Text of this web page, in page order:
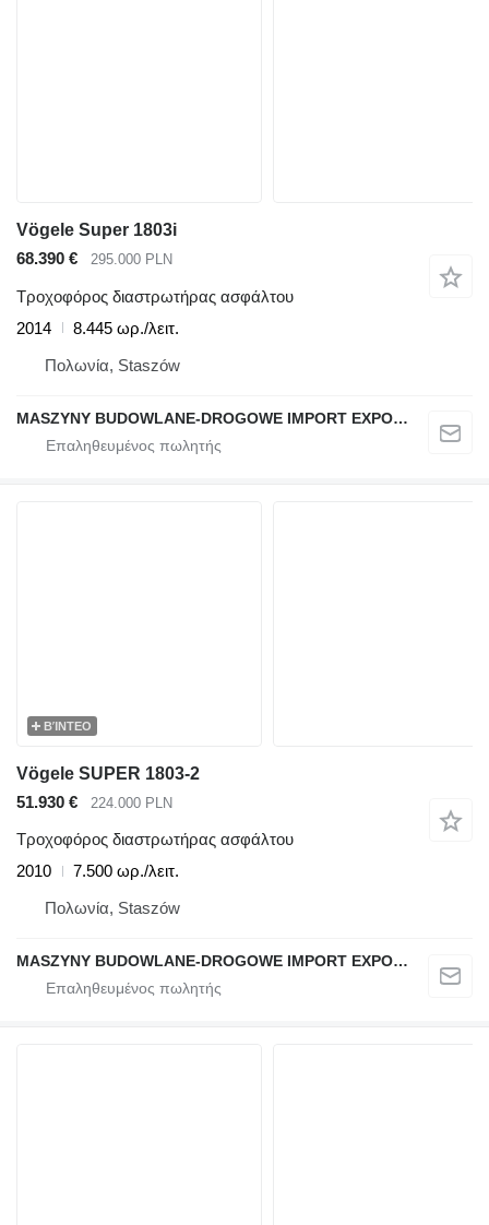
Vögele Super 1803i
68.390 €
295.000 PLN
Τροχοφόρος διαστρωτήρας ασφάλτου
2014
8.445 ωρ./λειτ.
Πολωνία, Staszów
MASZYNY BUDOWLANE-DROGOWE IMPORT EXPORT
ΒΊΝΤΕΟ
Vögele SUPER 1803-2
51.930 €
224.000 PLN
Τροχοφόρος διαστρωτήρας ασφάλτου
2010
7.500 ωρ./λειτ.
Πολωνία, Staszów
MASZYNY BUDOWLANE-DROGOWE IMPORT EXPORT